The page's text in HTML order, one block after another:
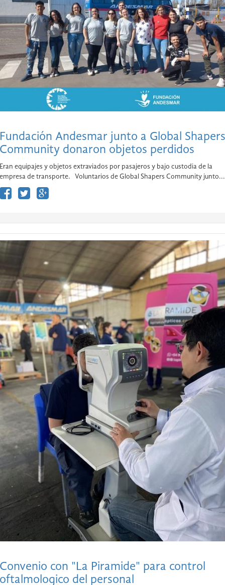
Fundación Andesmar junto a Global Shapers
Community donaron objetos perdidos
Eran equipajes y objetos extraviados por pasajeros y bajo custodia de la
empresa de transporte. Voluntarios de Global Shapers Community junto...
Convenio con "La Piramide" para control
oftalmologico del personal